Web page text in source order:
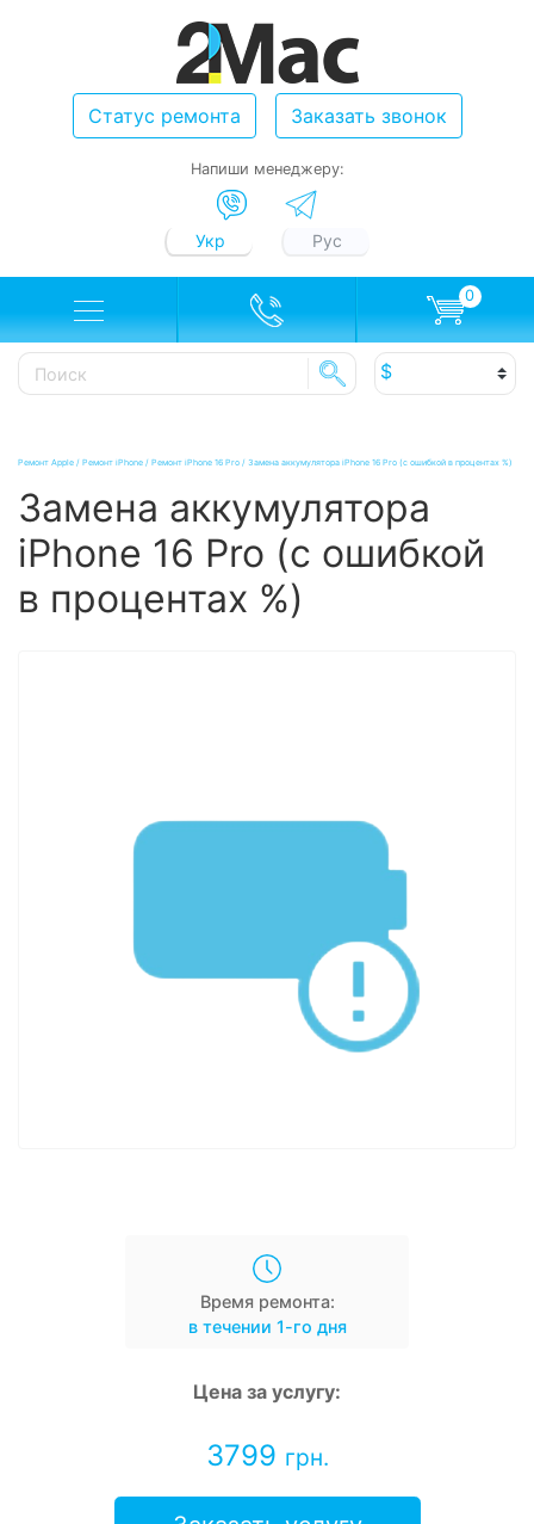
Статус ремонта Заказать звонок
Напиши менеджеру:
Укр Рус
0
Ремонт Apple / Ремонт iPhone / Ремонт iPhone 16 Pro / Замена аккумулятора iPhone 16 Pro (с ошибкой в процентах %)
Замена аккумулятора
iPhone 16 Pro (с ошибкой
в процентах %)
Время ремонта:
в течении 1-го дня
Цена за услугу:
3799 грн.